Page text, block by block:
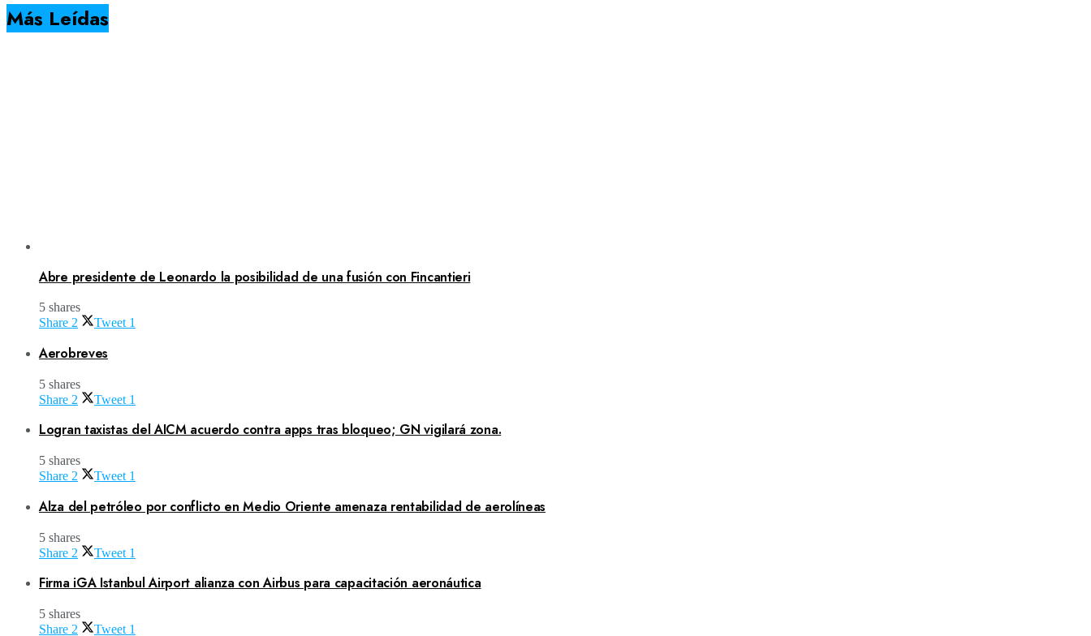
Más Leídas
Abre presidente de Leonardo la posibilidad de una fusión con Fincantieri
5 shares
Share 2 Tweet 1
Aerobreves
5 shares
Share 2 Tweet 1
Logran taxistas del AICM acuerdo contra apps tras bloqueo; GN vigilará zona.
5 shares
Share 2 Tweet 1
Alza del petróleo por conflicto en Medio Oriente amenaza rentabilidad de aerolíneas
5 shares
Share 2 Tweet 1
Firma iGA Istanbul Airport alianza con Airbus para capacitación aeronáutica
5 shares
Share 2 Tweet 1